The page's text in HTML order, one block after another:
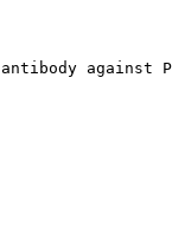
against